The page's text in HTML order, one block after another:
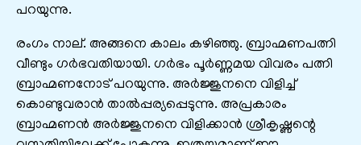
പറയുന്നു.
രംഗം നാല്. അങ്ങനെ കാലം കഴിഞ്ഞു. ബ്രാഹ്മണപത്നി
വീണ്ടും ഗർഭവതിയായി. ഗർഭം പൂർണ്ണമയ വിവരം പത്നി
ബ്രാഹ്മണനോട് പറയുന്നു. അർജ്ജുനനെ വിളിച്ച്
കൊണ്ടുവരാൻ താൽ‌പ്പര്യപ്പെടുന്നു. അപ്രകാരം
ബ്രാഹ്മണൻ അർജ്ജുനനെ വിളിക്കാൻ ശ്രീകൃഷ്ണന്റെ